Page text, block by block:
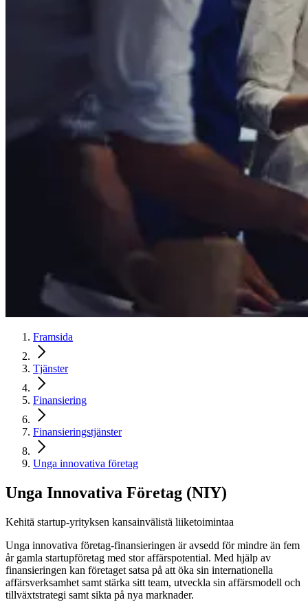
Framsida
Tjänster
Finansiering
Finansieringstjänster
Unga innovativa företag
Unga Innovativa Företag (NIY)
Kehitä startup-yrityksen kansainvälistä liiketoimintaa
Unga innovativa företag-finansieringen är avsedd för mindre än fem
år gamla startupföretag med stor affärspotential. Med hjälp av
finansieringen kan företaget satsa på att öka sin internationella
affärsverksamhet samt stärka sitt team, utveckla sin affärsmodell och
tillväxtstrategi samt sikta på nya marknader.